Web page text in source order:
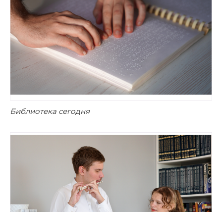
Библиотека сегодня